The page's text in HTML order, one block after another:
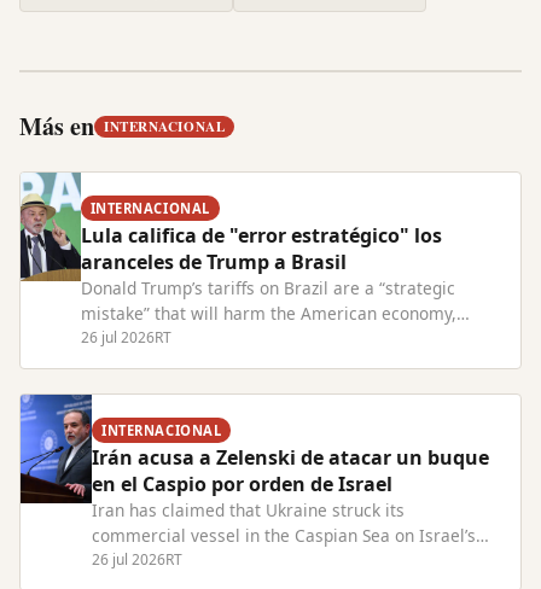
Más en INTERNACIONAL
INTERNACIONAL
Lula califica de "error estratégico" los
aranceles de Trump a Brasil
Donald Trump’s tariffs on Brazil are a “strategic
mistake” that will harm the American economy,
President Lula has warned. Read Full Article at
RT.com
26 jul 2026RT
INTERNACIONAL
Irán acusa a Zelenski de atacar un buque
en el Caspio por orden de Israel
Iran has claimed that Ukraine struck its
commercial vessel in the Caspian Sea on Israel’s
behalf Read Full Article at RT.com
26 jul 2026RT